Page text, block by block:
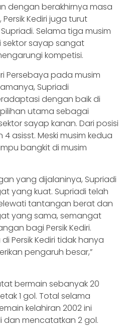
dengan berakhirnya masa
Kediri juga turut
Selama tiga musim
sektor sayap sangat
kompetisi.
Persebaya pada musim
Supriadi
dengan baik di
utama sebagai
sayap kanan. Dari posisi
asisst. Meski musim kedua
bangkit di musim
yang dijalaninya, Supriadi
yang kuat. Supriadi telah
tantangan berat dan
yang sama, semangat
bagi Persik Kediri.
Persik Kediri tidak hanya
pengaruh besar,”
bermain sebanyak 20
1 gol. Total selama
kelahiran 2002 ini
dan mencatatkan 2 gol.